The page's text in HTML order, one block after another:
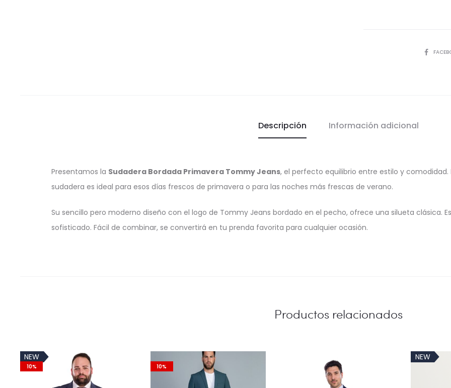
Descripción Información adicional
Presentamos la Sudadera Bordada Primavera Tommy Jeans, el perfecto equilibrio entre estilo y
sudadera es ideal para esos días frescos de primavera o para las noches más frescas de verano.
Su sencillo pero moderno diseño con el logo de Tommy Jeans bordado en el pecho, ofrece una silueta clásica.
sofisticado. Fácil de combinar, se convertirá en tu prenda favorita para cualquier ocasión.
Productos relacionados
NEW
10% 10%
NEW